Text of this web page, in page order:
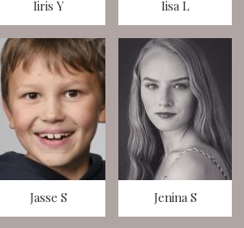
Iiris Y Iisa L
Jasse S Jenina S